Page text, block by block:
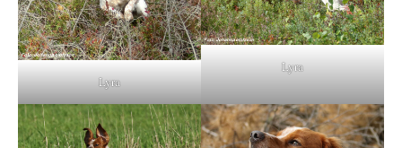
Lyra
Lyra